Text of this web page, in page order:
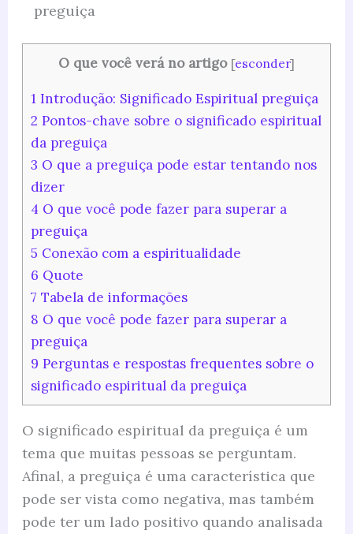
preguiça
O que você verá no artigo [esconder]
1Introdução: Significado Espiritual preguiça
2 Pontos-chave sobre o significado espiritual
da preguiça
3 O que a preguiça pode estar tentando nos
dizer
4 O que você pode fazer para superar a
preguiça
5 Conexão com a espiritualidade
6 Quote
7 Tabela de informações
8 O que você pode fazer para superar a
preguiça
9 Perguntas e respostas frequentes sobre o
significado espiritual da preguiça
O significado espiritual da preguiça é um
tema que muitas pessoas se perguntam.
Afinal, a preguiça é uma característica que
pode ser vista como negativa, mas também
pode ter um lado positivo quando analisada